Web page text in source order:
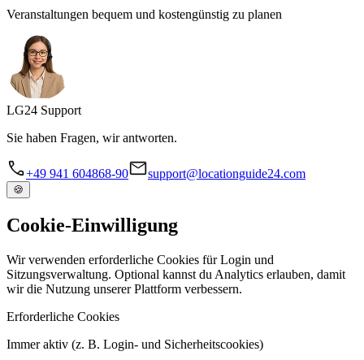
Veranstaltungen bequem und kostengünstig zu planen
LG24 Support
Sie haben Fragen, wir antworten.
+49 941 604868-90 support@locationguide24.com
🍪
Cookie-Einwilligung
Wir verwenden erforderliche Cookies für Login und
Sitzungsverwaltung. Optional kannst du Analytics erlauben, damit
wir die Nutzung unserer Plattform verbessern.
Erforderliche Cookies
Immer aktiv (z. B. Login- und Sicherheitscookies)